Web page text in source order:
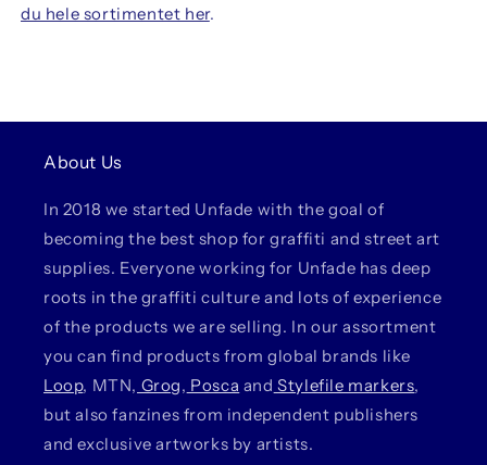
du hele sortimentet her.
About Us
In 2018 we started Unfade with the goal of
becoming the best shop for graffiti and street art
supplies. Everyone working for Unfade has deep
roots in the graffiti culture and lots of experience
of the products we are selling. In our assortment
you can find products from global brands like
Loop, MTN, Grog, Posca and Stylefile markers,
but also fanzines from independent publishers
and exclusive artworks by artists.